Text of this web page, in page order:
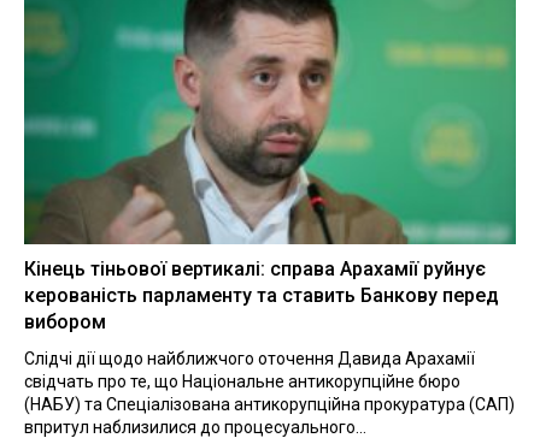
Кінець тіньової вертикалі: справа Арахамії руйнує
керованість парламенту та ставить Банкову перед
вибором
Слідчі дії щодо найближчого оточення Давида Арахамії
свідчать про те, що Національне антикорупційне бюро
(НАБУ) та Спеціалізована антикорупційна прокуратура (САП)
впритул наблизилися до процесуального...